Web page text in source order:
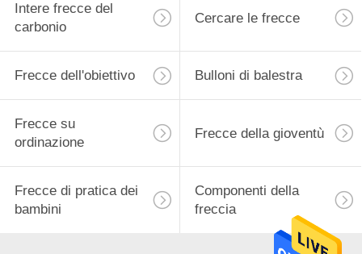
Intere frecce del
carbonio
Cercare le frecce
Frecce dell'obiettivo Bulloni di balestra
Frecce su
ordinazione
Frecce della gioventù
Frecce di pratica dei
bambini
Componenti della
freccia